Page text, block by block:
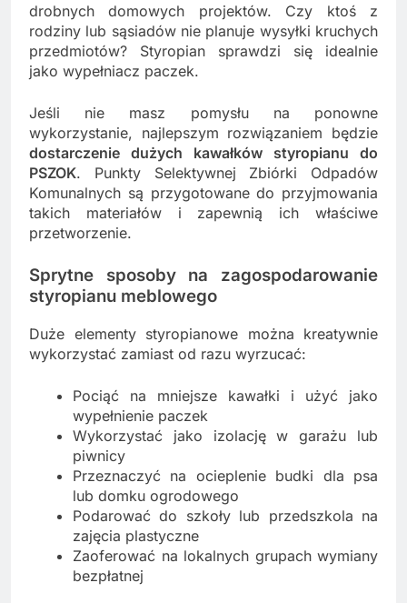
drobnych domowych projektów. Czy ktoś z
rodziny lub sąsiadów nie planuje wysyłki kruchych
przedmiotów? Styropian sprawdzi się idealnie
jako wypełniacz paczek.
Jeśli nie masz pomysłu na ponowne
wykorzystanie, najlepszym rozwiązaniem będzie
dostarczenie dużych kawałków styropianu do
PSZOK. Punkty Selektywnej Zbiórki Odpadów
Komunalnych są przygotowane do przyjmowania
takich materiałów i zapewnią ich właściwe
przetworzenie.
Sprytne sposoby na zagospodarowanie
styropianu meblowego
Duże elementy styropianowe można kreatywnie
wykorzystać zamiast od razu wyrzucać:
Pociąć na mniejsze kawałki i użyć jako
wypełnienie paczek
Wykorzystać jako izolację w garażu lub
piwnicy
Przeznaczyć na ocieplenie budki dla psa
lub domku ogrodowego
Podarować do szkoły lub przedszkola na
zajęcia plastyczne
Zaoferować na lokalnych grupach wymiany
bezpłatnej